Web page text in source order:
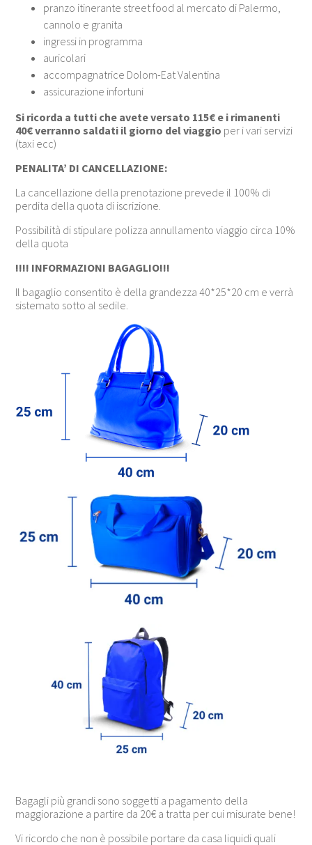
pranzo itinerante street food al mercato di Palermo,
cannolo e granita
ingressi in programma
auricolari
accompagnatrice Dolom-Eat Valentina
assicurazione infortuni
Si ricorda a tutti che avete versato 115€ e i rimanenti
40€ verranno saldati il giorno del viaggio per i vari servizi
(taxi ecc)
PENALITA’ DI CANCELLAZIONE:
La cancellazione della prenotazione prevede il 100% di
perdita della quota di iscrizione.
Possibilità di stipulare polizza annullamento viaggio circa 10%
della quota
!!!! INFORMAZIONI BAGAGLIO!!!
Il bagaglio consentito è della grandezza 40*25*20 cm e verrà
sistemato sotto al sedile.
Bagagli più grandi sono soggetti a pagamento della
maggiorazione a partire da 20€ a tratta per cui misurate bene!
Vi ricordo che non è possibile portare da casa liquidi quali